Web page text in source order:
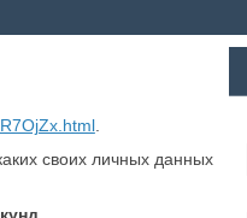
.
своих личных данных